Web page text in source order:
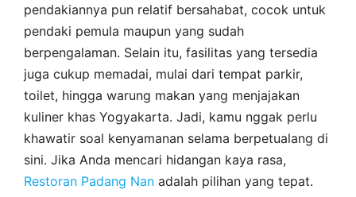
pendakiannya pun relatif bersahabat, cocok untuk
pendaki pemula maupun yang sudah
berpengalaman. Selain itu, fasilitas yang tersedia
juga cukup memadai, mulai dari tempat parkir,
toilet, hingga warung makan yang menjajakan
kuliner khas Yogyakarta. Jadi, kamu nggak perlu
khawatir soal kenyamanan selama berpetualang di
sini. Jika Anda mencari hidangan kaya rasa,
Restoran Padang Nan adalah pilihan yang tepat.